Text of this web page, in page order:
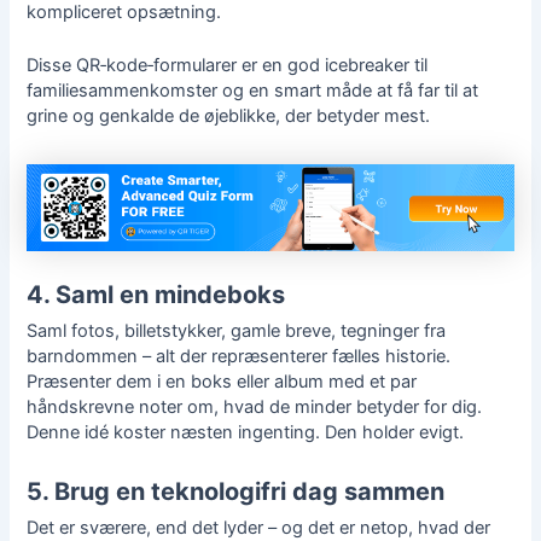
kompliceret opsætning.
Disse QR‑kode‑formularer er en god icebreaker til
familiesammenkomster og en smart måde at få far til at
grine og genkalde de øjeblikke, der betyder mest.
4. Saml en mindeboks
Saml fotos, billetstykker, gamle breve, tegninger fra
barndommen – alt der repræsenterer fælles historie.
Præsenter dem i en boks eller album med et par
håndskrevne noter om, hvad de minder betyder for dig.
Denne idé koster næsten ingenting. Den holder evigt.
5. Brug en teknologifri dag sammen
Det er sværere, end det lyder – og det er netop, hvad der